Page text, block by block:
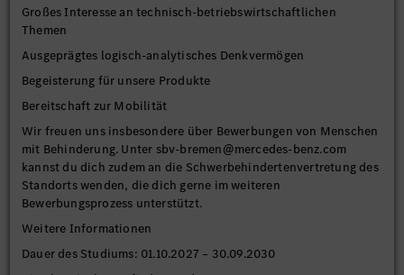
Großes Interesse an technisch-betriebswirtschaftlichen
Themen
Ausgeprägtes logisch-analytisches Denkvermögen
Begeisterung für unsere Produkte
Bereitschaft zur Mobilität
Wir freuen uns insbesondere über Bewerbungen von Menschen
mit Behinderung. Unter sbv-bremen@mercedes-benz.com
kannst du dich zudem an die Schwerbehindertenvertretung des
Standorts wenden, die dich gerne im weiteren
Bewerbungsprozess unterstützt.
Weitere Informationen
Dauer des Studiums: 01.10.2027 – 30.09.2030